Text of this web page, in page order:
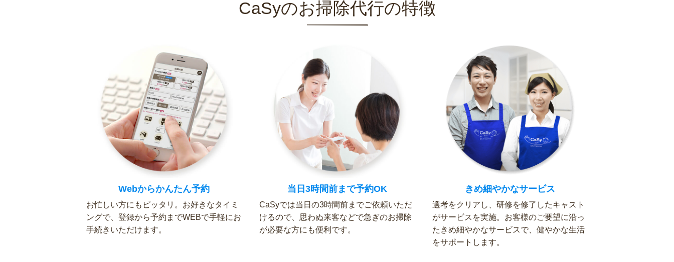
CaSyのお掃除代行の特徴
Webからかんたん予約
お忙しい方にもピッタリ。お好きなタイミ
ングで、登録から予約までWEBで手軽にお
手続きいただけます。
当日3時間前まで予約OK
CaSyでは当日の3時間前までご依頼いただ
けるので、思わぬ来客などで急ぎのお掃除
が必要な方にも便利です。
きめ細やかなサービス
選考をクリアし、研修を修了したキャスト
がサービスを実施。お客様のご要望に沿っ
たきめ細やかなサービスで、健やかな生活
をサポートします。